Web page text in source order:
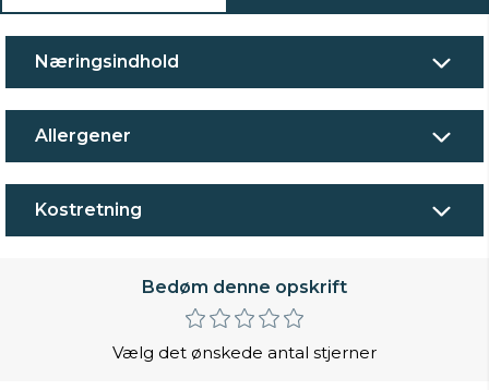
Næringsindhold
Allergener
Kostretning
Bedøm denne opskrift
Vælg det ønskede antal stjerner